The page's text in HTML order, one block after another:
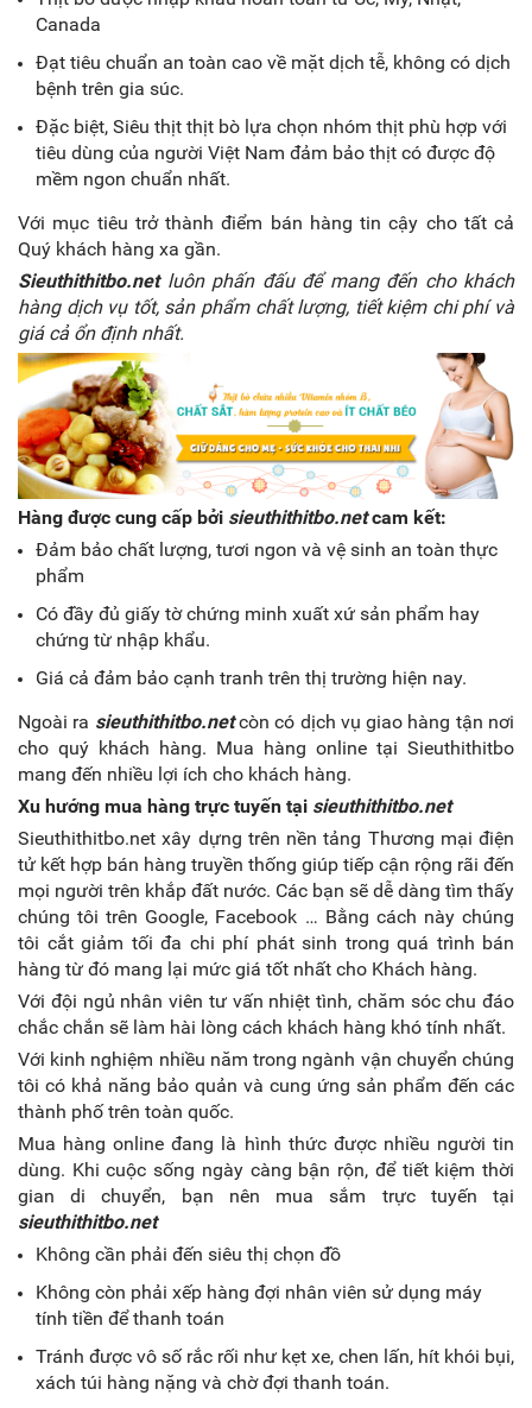
Canada
Đạt tiêu chuẩn an toàn cao về mặt dịch tễ, không có dịch
bệnh trên gia súc.
Đặc biệt, Siêu thịt thịt bò lựa chọn nhóm thịt phù hợp với
tiêu dùng của người Việt Nam đảm bảo thịt có được độ
mềm ngon chuẩn nhất.
Với mục tiêu trở thành điểm bán hàng tin cậy cho tất cả
Quý khách hàng xa gần.
Sieuthithitbo.netluôn phấn đấu để mang đến cho khách
hàng dịch vụ tốt, sản phẩm chất lượng, tiết kiệm chi phí và
giá cả ổn định nhất.
Hàng được cung cấp bởi sieuthithitbo.netcam kết:
Đảm bảo chất lượng, tươi ngon và vệ sinh an toàn thực
phẩm
Có đầy đủ giấy tờ chứng minh xuất xứ sản phẩm hay
chứng từ nhập khẩu.
Giá cả đảm bảo cạnh tranh trên thị trường hiện nay.
Ngoài ra sieuthithitbo.netcòn có dịch vụ giao hàng tận nơi
cho quý khách hàng. Mua hàng online tại Sieuthithitbo
mang đến nhiều lợi ích cho khách hàng.
Xu hướng mua hàng trực tuyến tại sieuthithitbo.net
Sieuthithitbo.net xây dựng trên nền tảng Thương mại điện
tử kết hợp bán hàng truyền thống giúp tiếp cận rộng rãi đến
mọi người trên khắp đất nước. Các bạn sẽ dễ dàng tìm thấy
chúng tôi trên Google, Facebook … Bằng cách này chúng
tôi cắt giảm tối đa chi phí phát sinh trong quá trình bán
hàng từ đó mang lại mức giá tốt nhất cho Khách hàng.
Với đội ngủ nhân viên tư vấn nhiệt tình, chăm sóc chu đáo
chắc chắn sẽ làm hài lòng cách khách hàng khó tính nhất.
Với kinh nghiệm nhiều năm trong ngành vận chuyển chúng
tôi có khả năng bảo quản và cung ứng sản phẩm đến các
thành phố trên toàn quốc.
Mua hàng online đang là hình thức được nhiều người tin
dùng. Khi cuộc sống ngày càng bận rộn, để tiết kiệm thời
gian di chuyển, bạn nên mua sắm trực tuyến tại
sieuthithitbo.net
Không cần phải đến siêu thị chọn đồ
Không còn phải xếp hàng đợi nhân viên sử dụng máy
tính tiền để thanh toán
Tránh được vô số rắc rối như kẹt xe, chen lấn, hít khói bụi,
xách túi hàng nặng và chờ đợi thanh toán.